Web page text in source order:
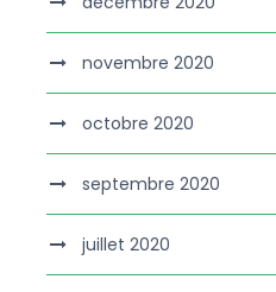
novembre 2020
octobre 2020
septembre 2020
juillet 2020